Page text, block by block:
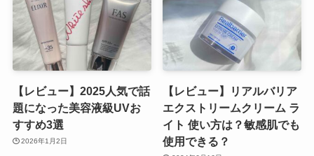
【レビュー】2025人気で話
題になった美容液級UVお
すすめ3選
2026年1月2日
【レビュー】リアルバリア
エクストリームクリーム ラ
イト 使い方は？敏感肌でも
使用できる？